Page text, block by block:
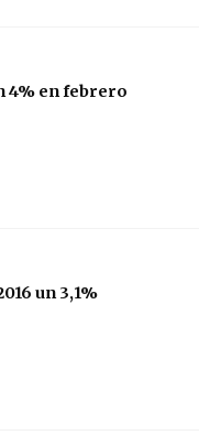
4% en febrero
un 3,1%